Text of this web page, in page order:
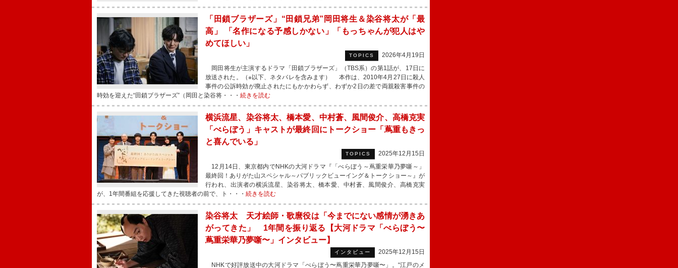
「田鎖ブラザーズ」“田鎖兄弟”岡田将生＆染谷将太が「最
高」 「名作になる予感しかない」「もっちゃんが犯人はや
めてほしい」
TOPICS
2026年4月19日
岡田将生が主演するドラマ「田鎖ブラザーズ」（TBS系）の第1話が、17日に
放送された。（※以下、ネタバレを含みます） 本作は、2010年4月27日に殺人
事件の公訴時効が廃止されたにもかかわらず、わずか2日の差で両親殺害事件の
時効を迎えた“田鎖ブラザーズ”（岡田と染谷将・・・ 続きを読む
横浜流星、染谷将太、橋本愛、中村蒼、風間俊介、高橋克実
「べらぼう」キャストが最終回にトークショー「蔦重もきっ
と喜んでいる」
TOPICS
2025年12月15日
12月14日、東京都内でNHKの大河ドラマ『「べらぼう～蔦重栄華乃夢噺～」
最終回！ありがた山スペシャル～パブリックビューイング＆トークショー～』が
行われ、出演者の横浜流星、染谷将太、橋本愛、中村蒼、風間俊介、高橋克実
が、1年間番組を応援してきた視聴者の前で、ト・・・ 続きを読む
染谷将太 天才絵師・歌麿役は「今までにない感情が湧きあ
がってきた」 1年間を振り返る【大河ドラマ「べらぼう〜
蔦重栄華乃夢噺〜」インタビュー】
インタビュー
2025年12月15日
NHKで好評放送中の大河ドラマ「べらぼう〜蔦重栄華乃夢噺〜」。“江戸のメ